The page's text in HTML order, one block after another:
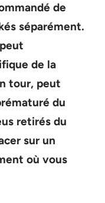
de
séparément.
de la
tour, peut
du
retirés du
sur un
où vous